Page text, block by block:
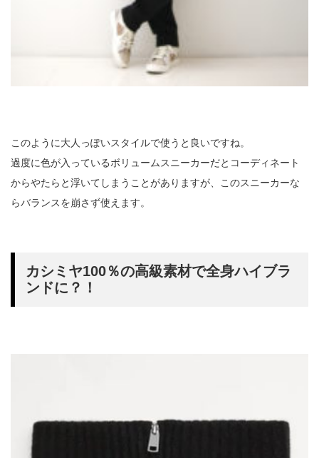
このように大人っぽいスタイルで使うと良いですね。
過度に色が入っているボリュームスニーカーだとコーディネート
からやたらと浮いてしまうことがありますが、このスニーカーな
らバランスを崩さず使えます。
カシミヤ100％の高級素材で全身ハイブラ
ンドに？！